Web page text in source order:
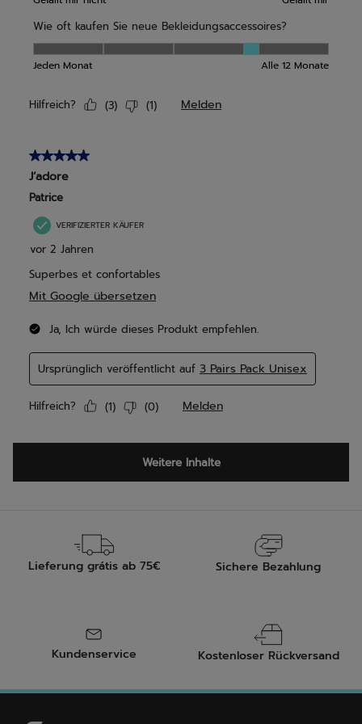
Lieferung grátis ab 75€ Sichere Bezahlung
Kundenservice Kostenloser Rückversand